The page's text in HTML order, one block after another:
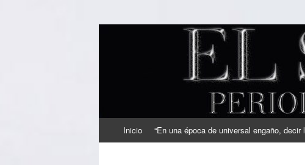
EL SINDICAL
Periodismo Inteligente
al
Inicio “En una época de universal engaño,